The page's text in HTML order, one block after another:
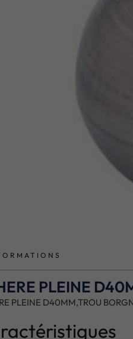
PLEINE
PLEINE D40MM,TROU